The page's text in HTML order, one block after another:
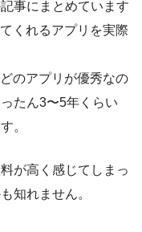
事にまとめています
くれるアプリを実際
のアプリが優秀なの
たん3〜5年くらい
。
が高く感じてしまっ
知れません。